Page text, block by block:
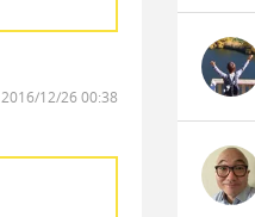
2016/12/26 00:38